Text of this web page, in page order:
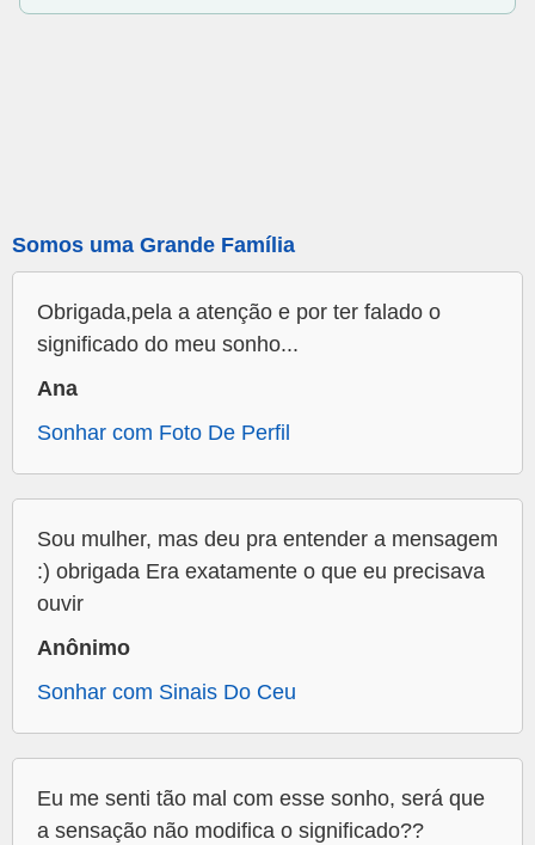
Somos uma Grande Família
Obrigada,pela a atenção e por ter falado o
significado do meu sonho...
Ana
Sonhar com Foto De Perfil
Sou mulher, mas deu pra entender a mensagem
:) obrigada Era exatamente o que eu precisava
ouvir
Anônimo
Sonhar com Sinais Do Ceu
Eu me senti tão mal com esse sonho, será que
a sensação não modifica o significado??